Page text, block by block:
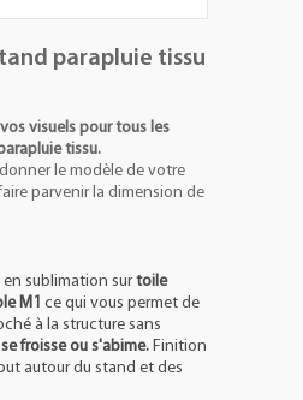
parapluie tissu
visuels pour tous les
tissu.
le modèle de votre
parvenir la dimension de
en sublimation surtoile
M1 ce qui vous permet de
à la structure sans
froisse ou s'abime. Finition
autour du stand et des